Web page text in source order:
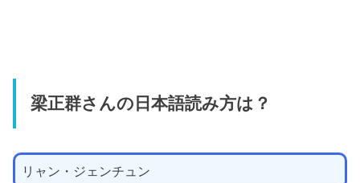
梁正群さんの日本語読み方は？
リャン・ジェンチュン